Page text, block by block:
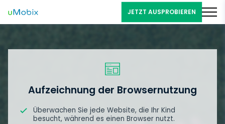
JETZT AUSPROBIEREN
Aufzeichnung der Browsernutzung
Überwachen Sie jede Website, die Ihr Kind
besucht, während es einen Browser nutzt.